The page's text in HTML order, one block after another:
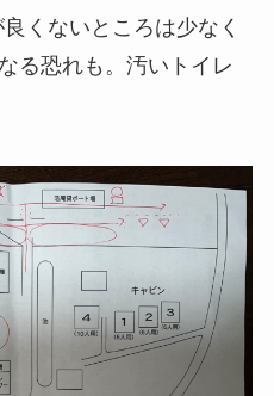
くないところは少なく
る恐れも。汚いトイレ